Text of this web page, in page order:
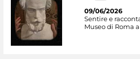
09/06/2026
Sentire e
Museo di Roma